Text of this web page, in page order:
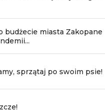
budżecie miasta Zakopane
sprzątaj po swoim psie!